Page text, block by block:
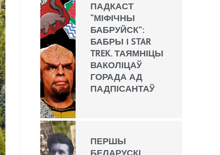
ПАДКАСТ
“МІФІЧНЫ
БАБРУЙСК”:
БАБРЫ І STAR
TREK. ТАЯМНІЦЫ
ВАКОЛІЦАЎ
ГОРАДА АД
ПАДПІСАНТАЎ
ПЕРШЫ